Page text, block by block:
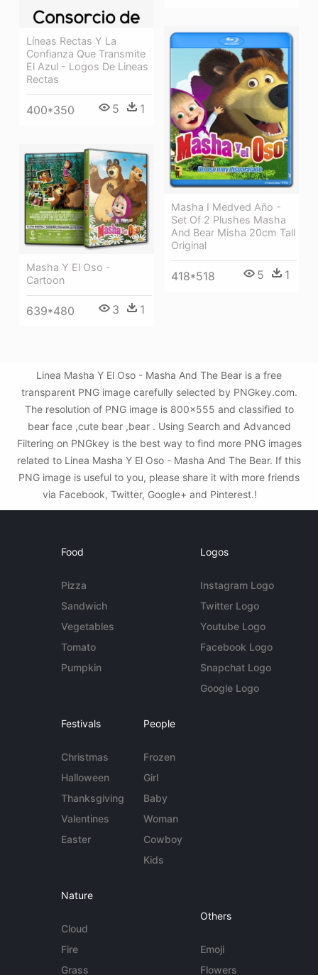
Líneas Rectas Y La
Confianza Que Transmite
El Azul - Logos De Lineas
Rectas
400*350 5 1
Masha I Medved Año -
Set Of 2 Plushes Masha
And Bear Misha 20cm Tall
Original
418*518 5 1
Masha Y El Oso -
Cartoon
639*480 3 1
Linea Masha Y El Oso - Masha And The Bear is a free
transparent PNG image carefully selected by PNGkey.com.
The resolution of PNG image is 800x555 and classified to
bear face ,cute bear ,bear . Using Search and Advanced
Filtering on PNGkey is the best way to find more PNG images
related to Linea Masha Y El Oso - Masha And The Bear. If this
PNG image is useful to you, please share it with more friends
via Facebook, Twitter, Google+ and Pinterest.!
Food
Pizza
Sandwich
Vegetables
Tomato
Pumpkin
Logos
Instagram Logo
Twitter Logo
Youtube Logo
Facebook Logo
Snapchat Logo
Google Logo
Festivals
Christmas
Halloween
Thanksgiving
Valentines
Easter
People
Frozen
Girl
Baby
Woman
Cowboy
Kids
Nature
Cloud
Fire
Grass
Others
Emoji
Flowers